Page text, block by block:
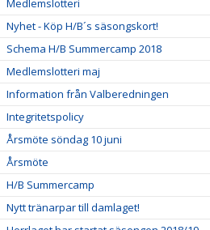
Medlemslotteri
Nyhet - Köp H/B´s säsongskort!
Schema H/B Summercamp 2018
Medlemslotteri maj
Information från Valberedningen
Integritetspolicy
Årsmöte söndag 10 juni
Årsmöte
H/B Summercamp
Nytt tränarpar till damlaget!